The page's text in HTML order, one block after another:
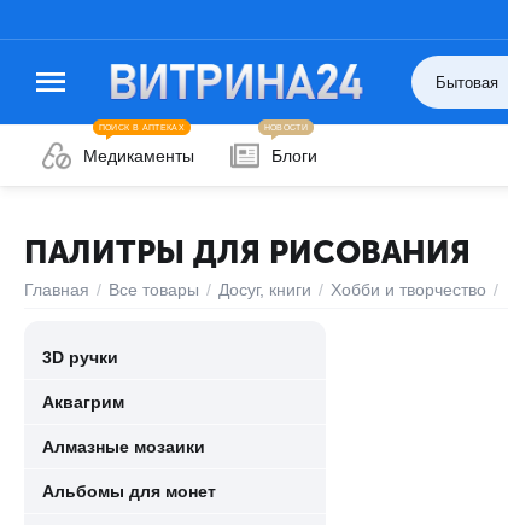
Медикаменты
ПОИСК В АПТЕКАХ
Блоги
НОВОСТИ
ПАЛИТРЫ ДЛЯ РИСОВАНИЯ
Главная / Все товары / Досуг, книги / Хобби и творчество /
3D ручки
Аквагрим
Алмазные мозаики
Альбомы для монет